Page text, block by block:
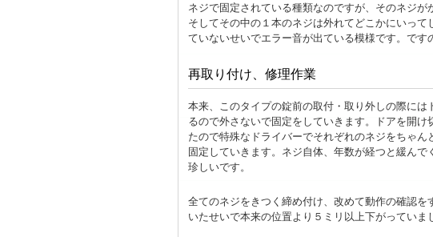
ネジで固定されている種類なのですが、そのネジが
そしてその中の１本のネジは外れてどこかにいっ
ていないせいでエラー音が出ている模様です。です
再取り付け、修理作業
本来、このタイプの錠前の取付・取り外しの際に
るので外さないで固定をしていきます。ドアを開
たので特殊なドライバーでそれぞれのネジをちゃ
固定していきます。ネジ自体、年数が経つと緩ん
珍しいです。
全てのネジをきつく締め付け、改めて動作の確認
いたせいで本来の位置より５ミリ以上下がっていま